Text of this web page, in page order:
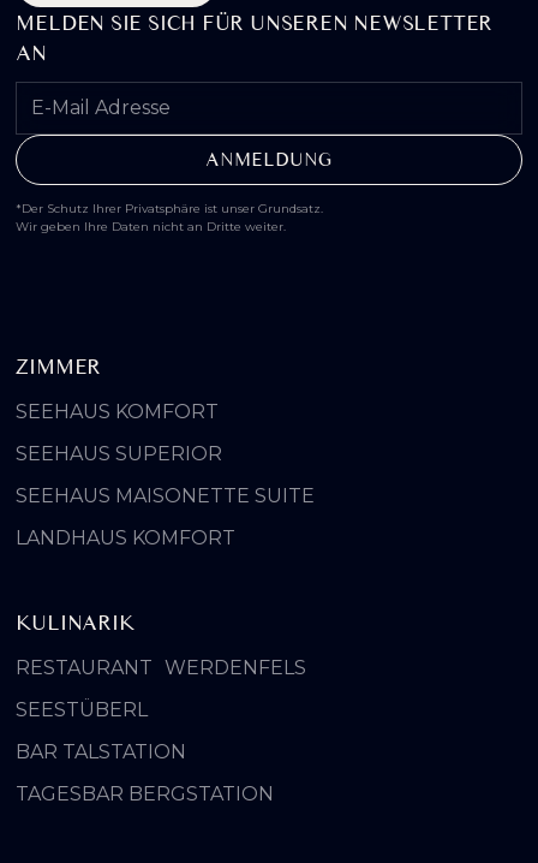
MELDEN SIE SICH FÜR UNSEREN NEWSLETTER
AN
*Der Schutz Ihrer Privatsphäre ist unser Grundsatz.
Wir geben Ihre Daten nicht an Dritte weiter.
ZIMMER
SEEHAUS KOMFORT
SEEHAUS SUPERIOR
SEEHAUS MAISONETTE SUITE
LANDHAUS KOMFORT
KULINARIK
RESTAURANT WERDENFELS
SEESTÜBERL
BAR TALSTATION
TAGESBAR BERGSTATION